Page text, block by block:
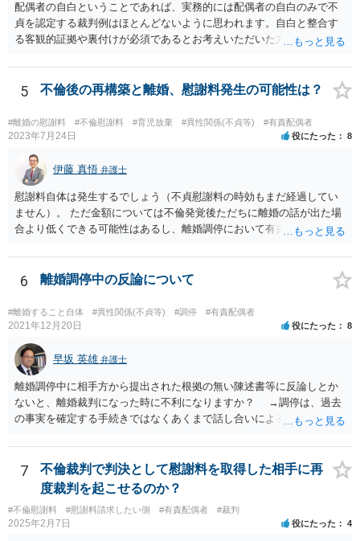
配偶者の自白ということであれば、実務的には配偶者の自白のみで不
貞を認定する裁判例はほとんどないように思われます。自白と整合す
る客観的証拠や裏付けが必須であるとお考えいただいた方がよいでし
5 不倫後の再構築と離婚、慰謝料発生の可能性は？
#離婚の慰謝料 #不倫慰謝料 #育児放棄 #異性関係(不貞等) #有責配偶者
2023年7月24日 役にたった 8
伊藤 真悟 弁護士
慰謝料自体は発生するでしょう（不貞慰謝料の時効もまだ経過してい
ません）。 ただ金額については不倫発覚後ただちに離婚の話が出た場
合より低くできる可能性はあるし、離婚調停において有責配偶者の主
主張は考えられます。 養育費なども含めて一度弁護士に相談すること
を勧めます。
6 離婚調停中の反論について
#離婚すること自体 #異性関係(不貞等) #調停 #有責配偶者
2021年12月20日 役にたった 8
早坂 英雄 弁護士
離婚調停中に相手方から提出された根拠の無い陳述書等に反論しとか
ないと、離婚裁判になった時に不利になりますか？ →調停は、過去
の事実を確定する手続きではなくあくまで話し合いによる合意を目指
りません（口頭での説明でも十分だと思います）。但し、調停委員が
反論の陳述書を提出するように求めているときは別です。 また、反
論しないからと言って直ちに離婚訴訟で不利になることはないと思い
ます（離婚訴訟では反論が必要になってくると思いますが、調停段階
からこちらの言い分や手の内を知らせることに余り意味はないように
思います。）。
7
不倫裁判で判決として慰謝料を取得した相手に再
度裁判を起こせるのか？
#不倫慰謝料 #慰謝料請求したい側 #有責配偶者 #裁判
2025年2月7日 役にたった 4